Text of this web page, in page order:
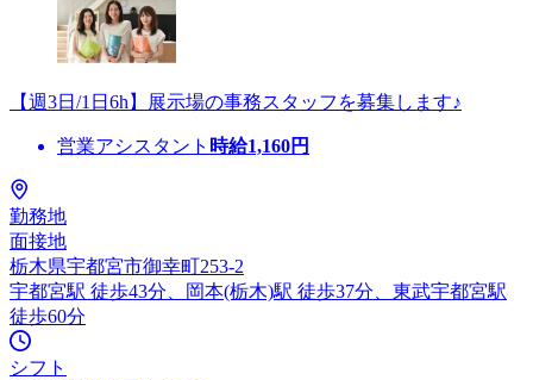
【週3日/1日6h】展示場の事務スタッフを募集します♪
営業アシスタント 時給1,160円
勤務地
面接地
栃木県宇都宮市御幸町253-2
宇都宮駅 徒歩43分、岡本(栃木)駅 徒歩37分、東武宇都宮駅
徒歩60分
シフト